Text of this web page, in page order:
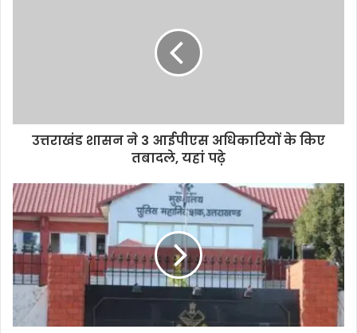
उत्तराखंड शासन ने 3 आईपीएस अधिकारियों के किए
तबादले, यहां पढ़े